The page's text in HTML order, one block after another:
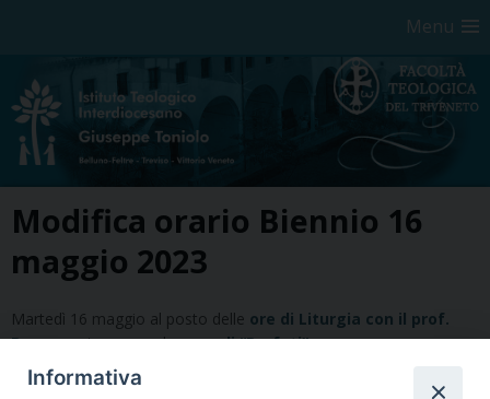
Menu
content
Modifica orario Biennio 16
maggio 2023
Martedì 16 maggio al posto delle ore di Liturgia con il prof.
Bonomoci saranno due ore di “Profeti”
Informativa